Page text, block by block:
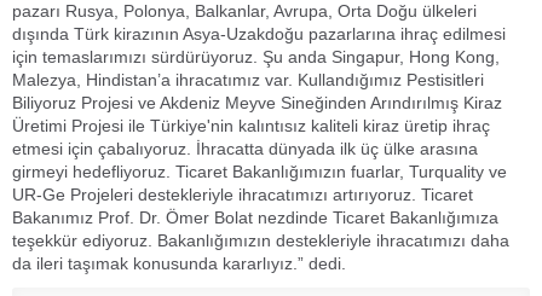
pazarı Rusya, Polonya, Balkanlar, Avrupa, Orta Doğu ülkeleri
dışında Türk kirazının Asya-Uzakdoğu pazarlarına ihraç edilmesi
için temaslarımızı sürdürüyoruz. Şu anda Singapur, Hong Kong,
Malezya, Hindistan’a ihracatımız var. Kullandığımız Pestisitleri
Biliyoruz Projesi ve Akdeniz Meyve Sineğinden Arındırılmış Kiraz
Üretimi Projesi ile Türkiye'nin kalıntısız kaliteli kiraz üretip ihraç
etmesi için çabalıyoruz. İhracatta dünyada ilk üç ülke arasına
girmeyi hedefliyoruz. Ticaret Bakanlığımızın fuarlar, Turquality ve
UR-Ge Projeleri destekleriyle ihracatımızı artırıyoruz. Ticaret
Bakanımız Prof. Dr. Ömer Bolat nezdinde Ticaret Bakanlığımıza
teşekkür ediyoruz. Bakanlığımızın destekleriyle ihracatımızı daha
da ileri taşımak konusunda kararlıyız.” dedi.